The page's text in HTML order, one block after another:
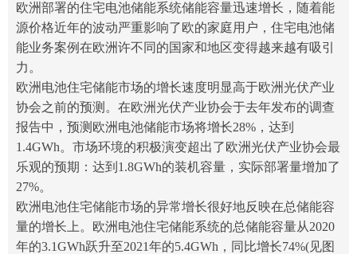
欧洲部署的住宅电池储能系统储能容量迅速增长，随着能
源价格近年的波动严重影响了欧的家庭用户，住宅电池储
能业务案例在欧洲许不同的国家和地区变得越来越有吸引
力。
欧洲电池住宅储能市场的增长速度明显高于欧洲光伏产业
协会之前的预测。在欧洲光伏产业协会于去年发布的调查
报告中，预测欧洲电池储能市场将增长28%，达到
1.4GWh。市场环境的积极演变超出了欧洲光伏产业协会最
乐观的预期：达到1.8GWh的装机容量，实际部署量增加了
27%。
欧洲电池住宅储能市场的异常增长很好地反映在总储能容
量的增长上。欧洲电池住宅储能系统的总储能容量从2020
年的3.1GWh跃升至2021年的5.4GWh，同比增长74%(见图